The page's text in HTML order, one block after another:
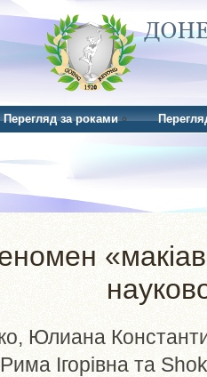
Перегляд за роками
Юлиана
Ігорівна та